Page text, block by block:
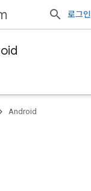
로그인
Android